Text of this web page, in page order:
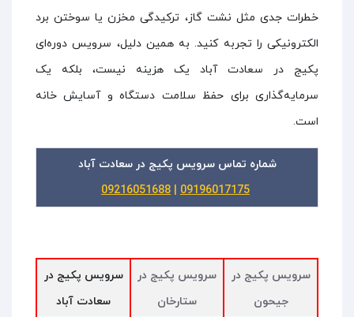
خطرات جدی مثل نشت گاز، ترکیدگی مخزن یا سوختن برد
الکترونیکی را تجربه کنید. به همین دلیل، سرویس دوره‌ای
پکیج در سعادت آباد یک هزینه نیست، بلکه یک
سرمایه‌گذاری برای حفظ سلامت دستگاه و آسایش خانه
است.
شماره تماس سرویس پکیج در سعادت آباد
09196017175
09216051688
سرویس پکیج در
جیحون
سرویس پکیج در
ستارخان
سرویس پکیج در
سعادت آباد